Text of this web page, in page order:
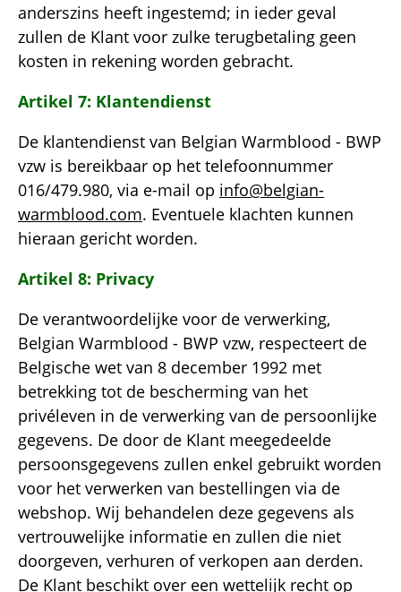
anderszins heeft ingestemd; in ieder geval
zullen de Klant voor zulke terugbetaling geen
kosten in rekening worden gebracht.
Artikel 7: Klantendienst
De klantendienst van Belgian Warmblood - BWP
vzw is bereikbaar op het telefoonnummer
016/479.980, via e-mail op info@belgian-
warmblood.com. Eventuele klachten kunnen
hieraan gericht worden.
Artikel 8: Privacy
De verantwoordelijke voor de verwerking,
Belgian Warmblood - BWP vzw, respecteert de
Belgische wet van 8 december 1992 met
betrekking tot de bescherming van het
privéleven in de verwerking van de persoonlijke
gegevens. De door de Klant meegedeelde
persoonsgegevens zullen enkel gebruikt worden
voor het verwerken van bestellingen via de
webshop. Wij behandelen deze gegevens als
vertrouwelijke informatie en zullen die niet
doorgeven, verhuren of verkopen aan derden.
De Klant beschikt over een wettelijk recht op